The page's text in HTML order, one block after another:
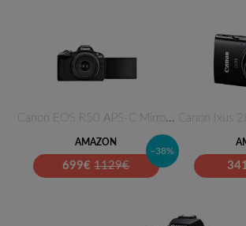
Canon EOS R50 APS-C Mirrorless…
AMAZON
699€ 1129€
–38%